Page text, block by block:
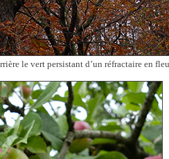
le vert persistant d’un réfractaire en